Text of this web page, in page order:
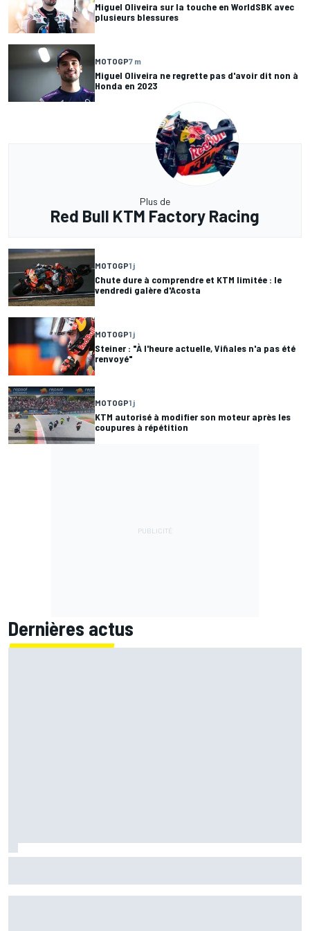
Miguel Oliveira sur la touche en WorldSBK avec
plusieurs blessures
MOTOGP7 m
Miguel Oliveira ne regrette pas d'avoir dit non à
Honda en 2023
Plus de
Red Bull KTM Factory Racing
MOTOGP1 j
Chute dure à comprendre et KTM limitée : le
vendredi galère d'Acosta
MOTOGP1 j
Steiner : "À l'heure actuelle, Viñales n'a pas été
renvoyé"
MOTOGP1 j
KTM autorisé à modifier son moteur après les
coupures à répétition
Dernières actus